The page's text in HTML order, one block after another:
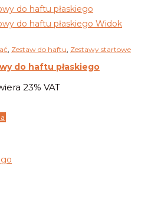
Widok
Zestaw do haftu Zestawy startowe
do haftu płaskiego
23% VAT